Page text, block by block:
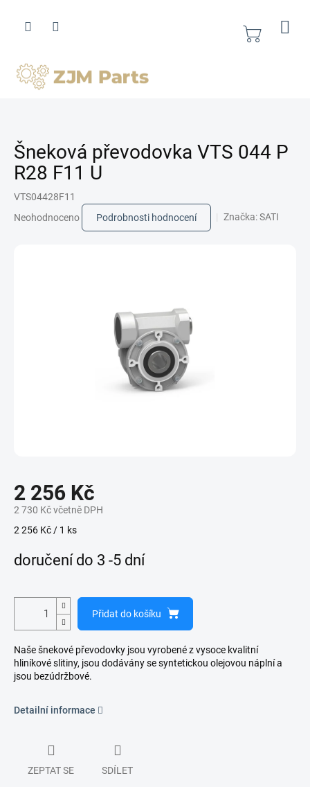
obsah
Nákupní
Šneková převodovka VTS 044 P
R28 F11 U
VTS04428F11
hodnocení
Neohodnoceno Podrobnosti hodnocení Značka:SATI
2 256 Kč
2 730 Kč včetně DPH
Měrná
2 256 Kč / 1 ks
doručení do 3 -5 dní
Přidat do košíku
Naše šnekové převodovky jsou vyrobené z vysoce kvalitní
hliníkové slitiny, jsou dodávány se syntetickou olejovou náplní a
jsou bezúdržbové.
Detailní informace
ZEPTAT SE SDÍLET